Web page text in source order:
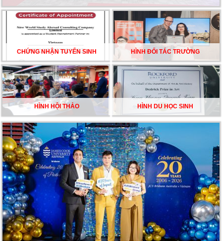
CHẠM GIẤC MƠ DU HỌC MỸ – BẮT ĐẦU TỪ NGÀY
HỘI GHI DANH & SĂN HỌC BỔNG KỲ SPRING 2026
CHỨNG NHẬN TUYỂN SINH HÌNH ĐỐI TÁC TRƯỜNG
HÌNH HỘI THẢO HÌNH DU HỌC SINH